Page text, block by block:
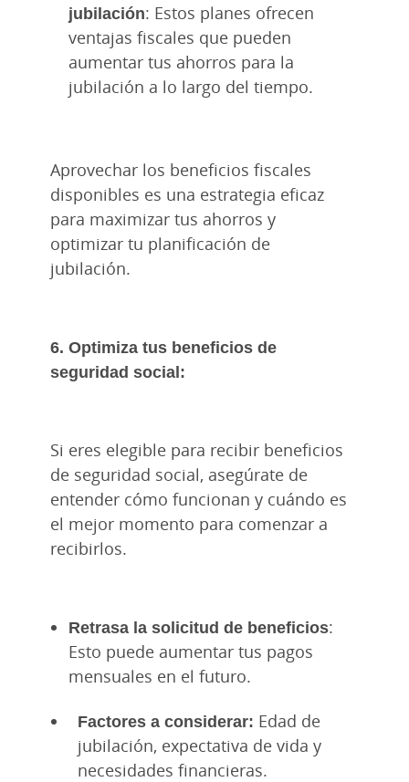
jubilación: Estos planes ofrecen
ventajas fiscales que pueden
aumentar tus ahorros para la
jubilación a lo largo del tiempo.
Aprovechar los beneficios fiscales
disponibles es una estrategia eficaz
para maximizar tus ahorros y
optimizar tu planificación de
jubilación.
6. Optimiza tus beneficios de
seguridad social:
Si eres elegible para recibir beneficios
de seguridad social, asegúrate de
entender cómo funcionan y cuándo es
el mejor momento para comenzar a
recibirlos.
Retrasa la solicitud de beneficios:
Esto puede aumentar tus pagos
mensuales en el futuro.
Factores a considerar: Edad de
jubilación, expectativa de vida y
necesidades financieras.